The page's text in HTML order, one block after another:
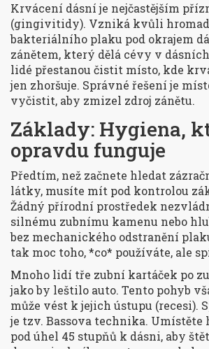
Krvácení dásní je nejčastějším
(gingivitidy). Vzniká kvůli
bakteriálního plaku pod okrajem
zánětem, který dělá cévy v
lidé přestanou čistit místo, kde
jen zhoršuje. Správné řešení je
vyčistit, aby zmizel zdroj zánětu.
Základy: Hygiena,
opravdu funguje
Předtím, než začnete hledat
látky, musíte mít pod kontrolou
Žádný přírodní prostředek
silnému zubnímu kamenu nebo
bez mechanického odstranění
tak moc toho, *co* používáte, ale
Mnoho lidí tře zubní kartáček po
jako by leštilo auto. Tento pohyb
může vést k jejich ústupu (recesi).
je tzv. Bassova technika.
pod úhel 45 stupňů k dásni, aby